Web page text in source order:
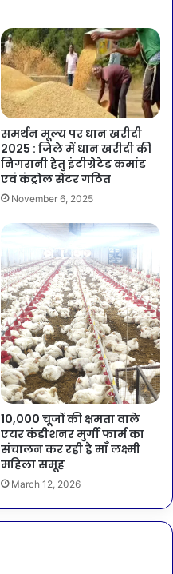
समर्थन मूल्य पर धान खरीदी
2025 : जिले में धान खरीदी की
निगरानी हेतु इंटीग्रेटेड कमांड
एवं कंट्रोल सेंटर गठित
November 6, 2025
10,000 चूजों की क्षमता वाले
एयर कंडीशनर मुर्गी फार्म का
संचालन कर रही है माँ लक्ष्मी
महिला समूह
March 12, 2026